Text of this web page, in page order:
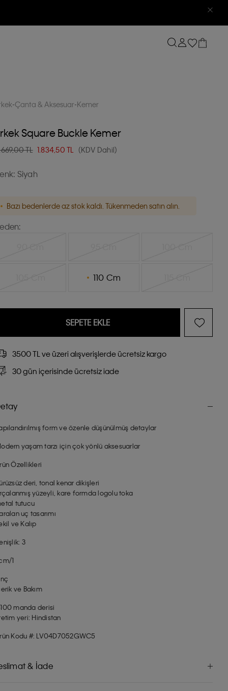
Çanta & Aksesuar Kemer
Square Buckle Kemer
TL 1.834,50 TL (KDV Dahil)
Siyah
Bazı bedenlerde az stok kaldı. Tükenmeden satın alın.
110 Cm
SEPETE EKLE
3500 TL ve üzeri alışverişlerde ücretsiz kargo
30 gün içerisinde ücretsiz iade
form ve özenle düşünülmüş detaylar
yaşam tarzı için çok yönlü aksesuarlar
Özellikleri
deri, tonal kenar dikişleri
yüzeyli, kare formda logolu toka
tutucu
uç tasarımı
ve Kalıp
3
1
ve Bakım
manda derisi
yeri: Hindistan
Kodu #: LV04D7052GWC5
& İade